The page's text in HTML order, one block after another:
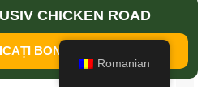
Romanian
CHICKEN ROAD
BONUSUL MEU